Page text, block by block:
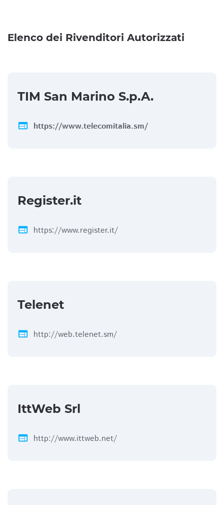
Elenco dei Rivenditori Autorizzati
TIM San Marino S.p.A.
web https://www.telecomitalia.sm/
Register.it
web https://www.register.it/
Telenet
web http://web.telenet.sm/
IttWeb Srl
web http://www.ittweb.net/